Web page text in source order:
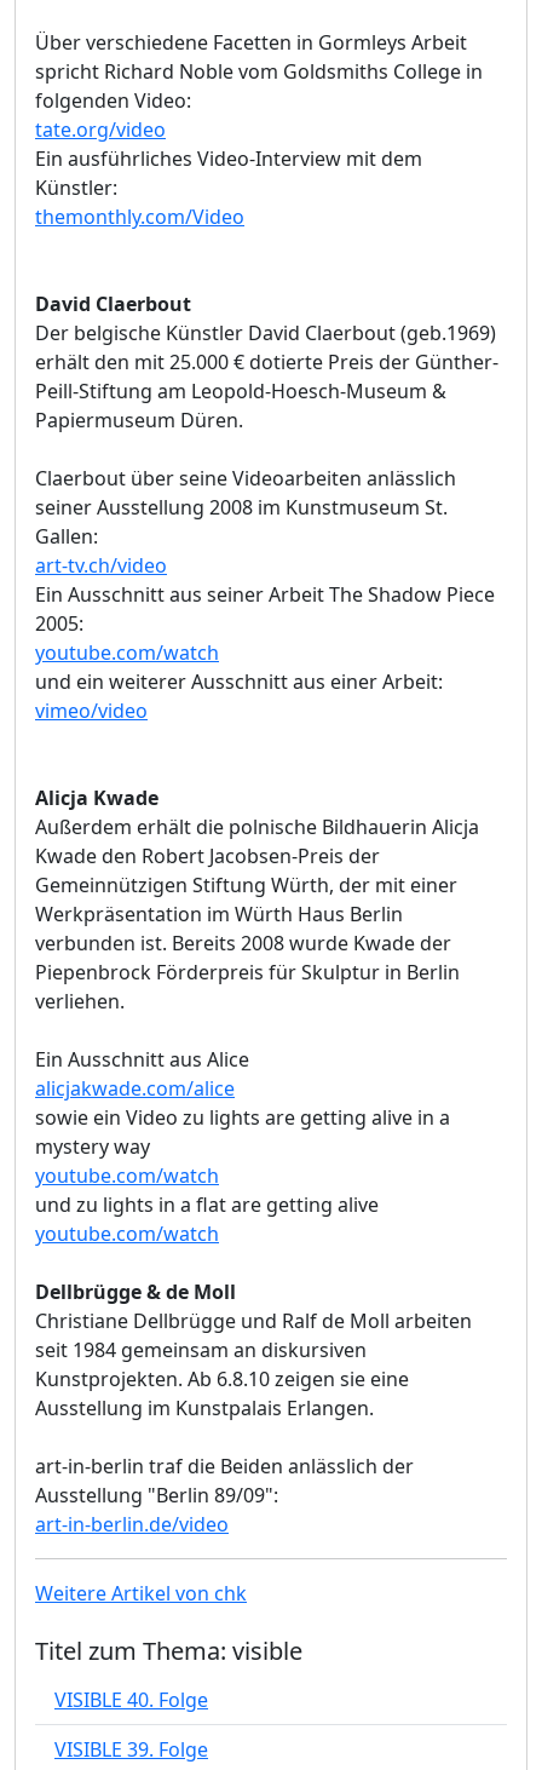
Über verschiedene Facetten in Gormleys Arbeit
spricht Richard Noble vom Goldsmiths College in
folgenden Video:
tate.org/video
Ein ausführliches Video-Interview mit dem
Künstler:
themonthly.com/Video
David Claerbout
Der belgische Künstler David Claerbout (geb.1969)
erhält den mit 25.000 € dotierte Preis der Günther-
Peill-Stiftung am Leopold-Hoesch-Museum &
Papiermuseum Düren.
Claerbout über seine Videoarbeiten anlässlich
seiner Ausstellung 2008 im Kunstmuseum St.
Gallen:
art-tv.ch/video
Ein Ausschnitt aus seiner Arbeit The Shadow Piece
2005:
youtube.com/watch
und ein weiterer Ausschnitt aus einer Arbeit:
vimeo/video
Alicja Kwade
Außerdem erhält die polnische Bildhauerin Alicja
Kwade den Robert Jacobsen-Preis der
Gemeinnützigen Stiftung Würth, der mit einer
Werkpräsentation im Würth Haus Berlin
verbunden ist. Bereits 2008 wurde Kwade der
Piepenbrock Förderpreis für Skulptur in Berlin
verliehen.
Ein Ausschnitt aus Alice
alicjakwade.com/alice
sowie ein Video zu lights are getting alive in a
mystery way
youtube.com/watch
und zu lights in a flat are getting alive
youtube.com/watch
Dellbrügge & de Moll
Christiane Dellbrügge und Ralf de Moll arbeiten
seit 1984 gemeinsam an diskursiven
Kunstprojekten. Ab 6.8.10 zeigen sie eine
Ausstellung im Kunstpalais Erlangen.
art-in-berlin traf die Beiden anlässlich der
Ausstellung "Berlin 89/09":
art-in-berlin.de/video
Weitere Artikel von chk
Titel zum Thema: visible
VISIBLE 40. Folge
VISIBLE 39. Folge